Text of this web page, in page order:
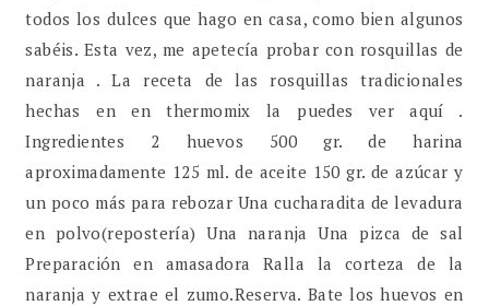
todos los dulces que hago en casa, como bien algunos
sabéis. Esta vez, me apetecía probar con rosquillas de
naranja . La receta de las rosquillas tradicionales
hechas en en thermomix la puedes ver aquí .
Ingredientes 2 huevos 500 gr. de harina
aproximadamente 125 ml. de aceite 150 gr. de azúcar y
un poco más para rebozar Una cucharadita de levadura
en polvo(repostería) Una naranja Una pizca de sal
Preparación en amasadora Ralla la corteza de la
naranja y extrae el zumo.Reserva. Bate los huevos en